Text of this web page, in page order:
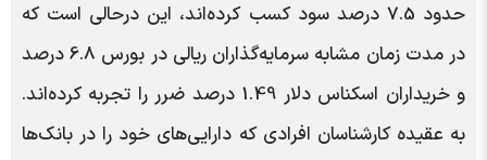
حدود 7.5 درصد سود کسب کرده‌اند، این درحالی است که
در مدت زمان مشابه سرمایه‌گذاران ریالی در بورس 6.8 درصد
و خریداران اسکناس دلار 1.49 درصد ضرر را تجربه کرده‌اند.
به عقیده کارشناسان افرادی که دارایی‌های خود را در بانک‌ها